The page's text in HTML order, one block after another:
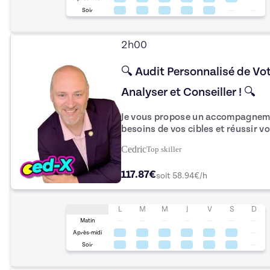
Soir
2h00
🔍 Audit Personnalisé de
Analyser et Conseiller ! 🔍
Je vous propose un
besoins de vos cibles et réussir
prioritaires et définir des
clés pour décrypter les attentes
votre impact commercial. 📈 Ne laissez plus vos prospects passer à
business de manière concrète ! 🎯
CedricTopskiller
117.87€soit 58.94€/h
L M M J V S D
Matin
Après-midi
Soir